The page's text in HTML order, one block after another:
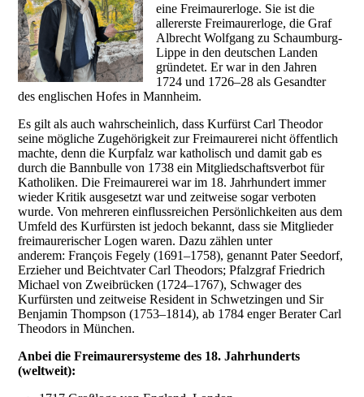
eine Freimaurerloge. Sie ist die
allererste Freimaurerloge, die Graf
Albrecht Wolfgang zu Schaumburg-
Lippe in den deutschen Landen
gründetet. Er war in den Jahren
1724 und 1726–28 als Gesandter
des englischen Hofes in Mannheim.
Es gilt als auch wahrscheinlich, dass Kurfürst Carl Theodor
seine mögliche Zugehörigkeit zur Freimaurerei nicht öffentlich
machte, denn die Kurpfalz war katholisch und damit gab es
durch die Bannbulle von 1738 ein Mitgliedschaftsverbot für
Katholiken. Die Freimaurerei war im 18. Jahrhundert immer
wieder Kritik ausgesetzt war und zeitweise sogar verboten
wurde. Von mehreren einflussreichen Persönlichkeiten aus dem
Umfeld des Kurfürsten ist jedoch bekannt, dass sie Mitglieder
freimaurerischer Logen waren. Dazu zählen unter
anderem: François Fegely (1691–1758), genannt Pater Seedorf,
Erzieher und Beichtvater Carl Theodors; Pfalzgraf Friedrich
Michael von Zweibrücken (1724–1767), Schwager des
Kurfürsten und zeitweise Resident in Schwetzingen und Sir
Benjamin Thompson (1753–1814), ab 1784 enger Berater Carl
Theodors in München.
Anbei die Freimaurersysteme des 18. Jahrhunderts
(weltweit):